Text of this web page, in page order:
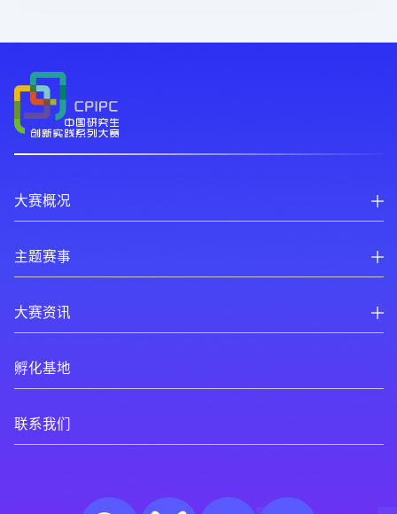
大赛概况
主题赛事
大赛资讯
孵化基地
联系我们